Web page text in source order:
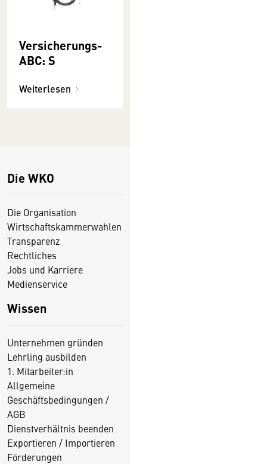
Versicherungs-
ABC: S
Weiterlesen
Die WKO
Die Organisation
Wirtschaftskammerwahlen
Transparenz
Rechtliches
Jobs und Karriere
Medienservice
Wissen
Unternehmen gründen
Lehrling ausbilden
1. Mitarbeiter:in
Allgemeine
Geschäftsbedingungen /
AGB
Dienstverhältnis beenden
Exportieren / Importieren
Förderungen